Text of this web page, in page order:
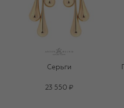
Серьги
23 550 ₽